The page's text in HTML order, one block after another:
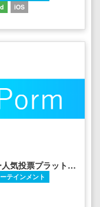
iOS
フリー人気投票プラットフォームPorm
テインメント